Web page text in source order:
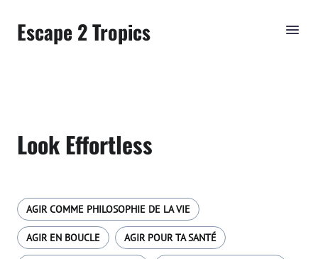
Escape 2 Tropics
Look Effortless
AGIR COMME PHILOSOPHIE DE LA VIE
AGIR EN BOUCLE AGIR POUR TA SANTÉ